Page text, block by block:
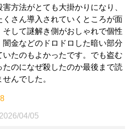
方法がとても大掛かりになり、
くさん導入されていくところが面
そして謎解き側がおしゃれで個性
闇金などのドロドロした暗い部分
いたのもよかったです。でも盗む
たのになぜ殺したのか最後まで読
んでした。
2026/04/05